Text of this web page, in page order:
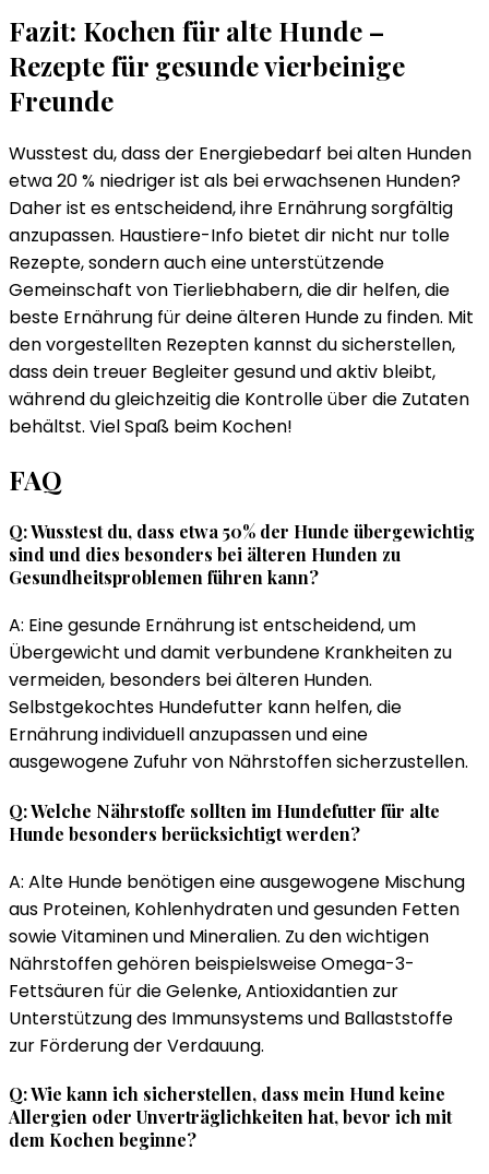
Fazit: Kochen für alte Hunde –
Rezepte für gesunde vierbeinige
Freunde
Wusstest du, dass der Energiebedarf bei alten Hunden
etwa 20 % niedriger ist als bei erwachsenen Hunden?
Daher ist es entscheidend, ihre Ernährung sorgfältig
anzupassen. Haustiere-Info bietet dir nicht nur tolle
Rezepte, sondern auch eine unterstützende
Gemeinschaft von Tierliebhabern, die dir helfen, die
beste Ernährung für deine älteren Hunde zu finden. Mit
den vorgestellten Rezepten kannst du sicherstellen,
dass dein treuer Begleiter gesund und aktiv bleibt,
während du gleichzeitig die Kontrolle über die Zutaten
behältst. Viel Spaß beim Kochen!
FAQ
Q: Wusstest du, dass etwa 50% der Hunde übergewichtig
sind und dies besonders bei älteren Hunden zu
Gesundheitsproblemen führen kann?
A: Eine gesunde Ernährung ist entscheidend, um
Übergewicht und damit verbundene Krankheiten zu
vermeiden, besonders bei älteren Hunden.
Selbstgekochtes Hundefutter kann helfen, die
Ernährung individuell anzupassen und eine
ausgewogene Zufuhr von Nährstoffen sicherzustellen.
Q: Welche Nährstoffe sollten im Hundefutter für alte
Hunde besonders berücksichtigt werden?
A: Alte Hunde benötigen eine ausgewogene Mischung
aus Proteinen, Kohlenhydraten und gesunden Fetten
sowie Vitaminen und Mineralien. Zu den wichtigen
Nährstoffen gehören beispielsweise Omega-3-
Fettsäuren für die Gelenke, Antioxidantien zur
Unterstützung des Immunsystems und Ballaststoffe
zur Förderung der Verdauung.
Q: Wie kann ich sicherstellen, dass mein Hund keine
Allergien oder Unverträglichkeiten hat, bevor ich mit
dem Kochen beginne?